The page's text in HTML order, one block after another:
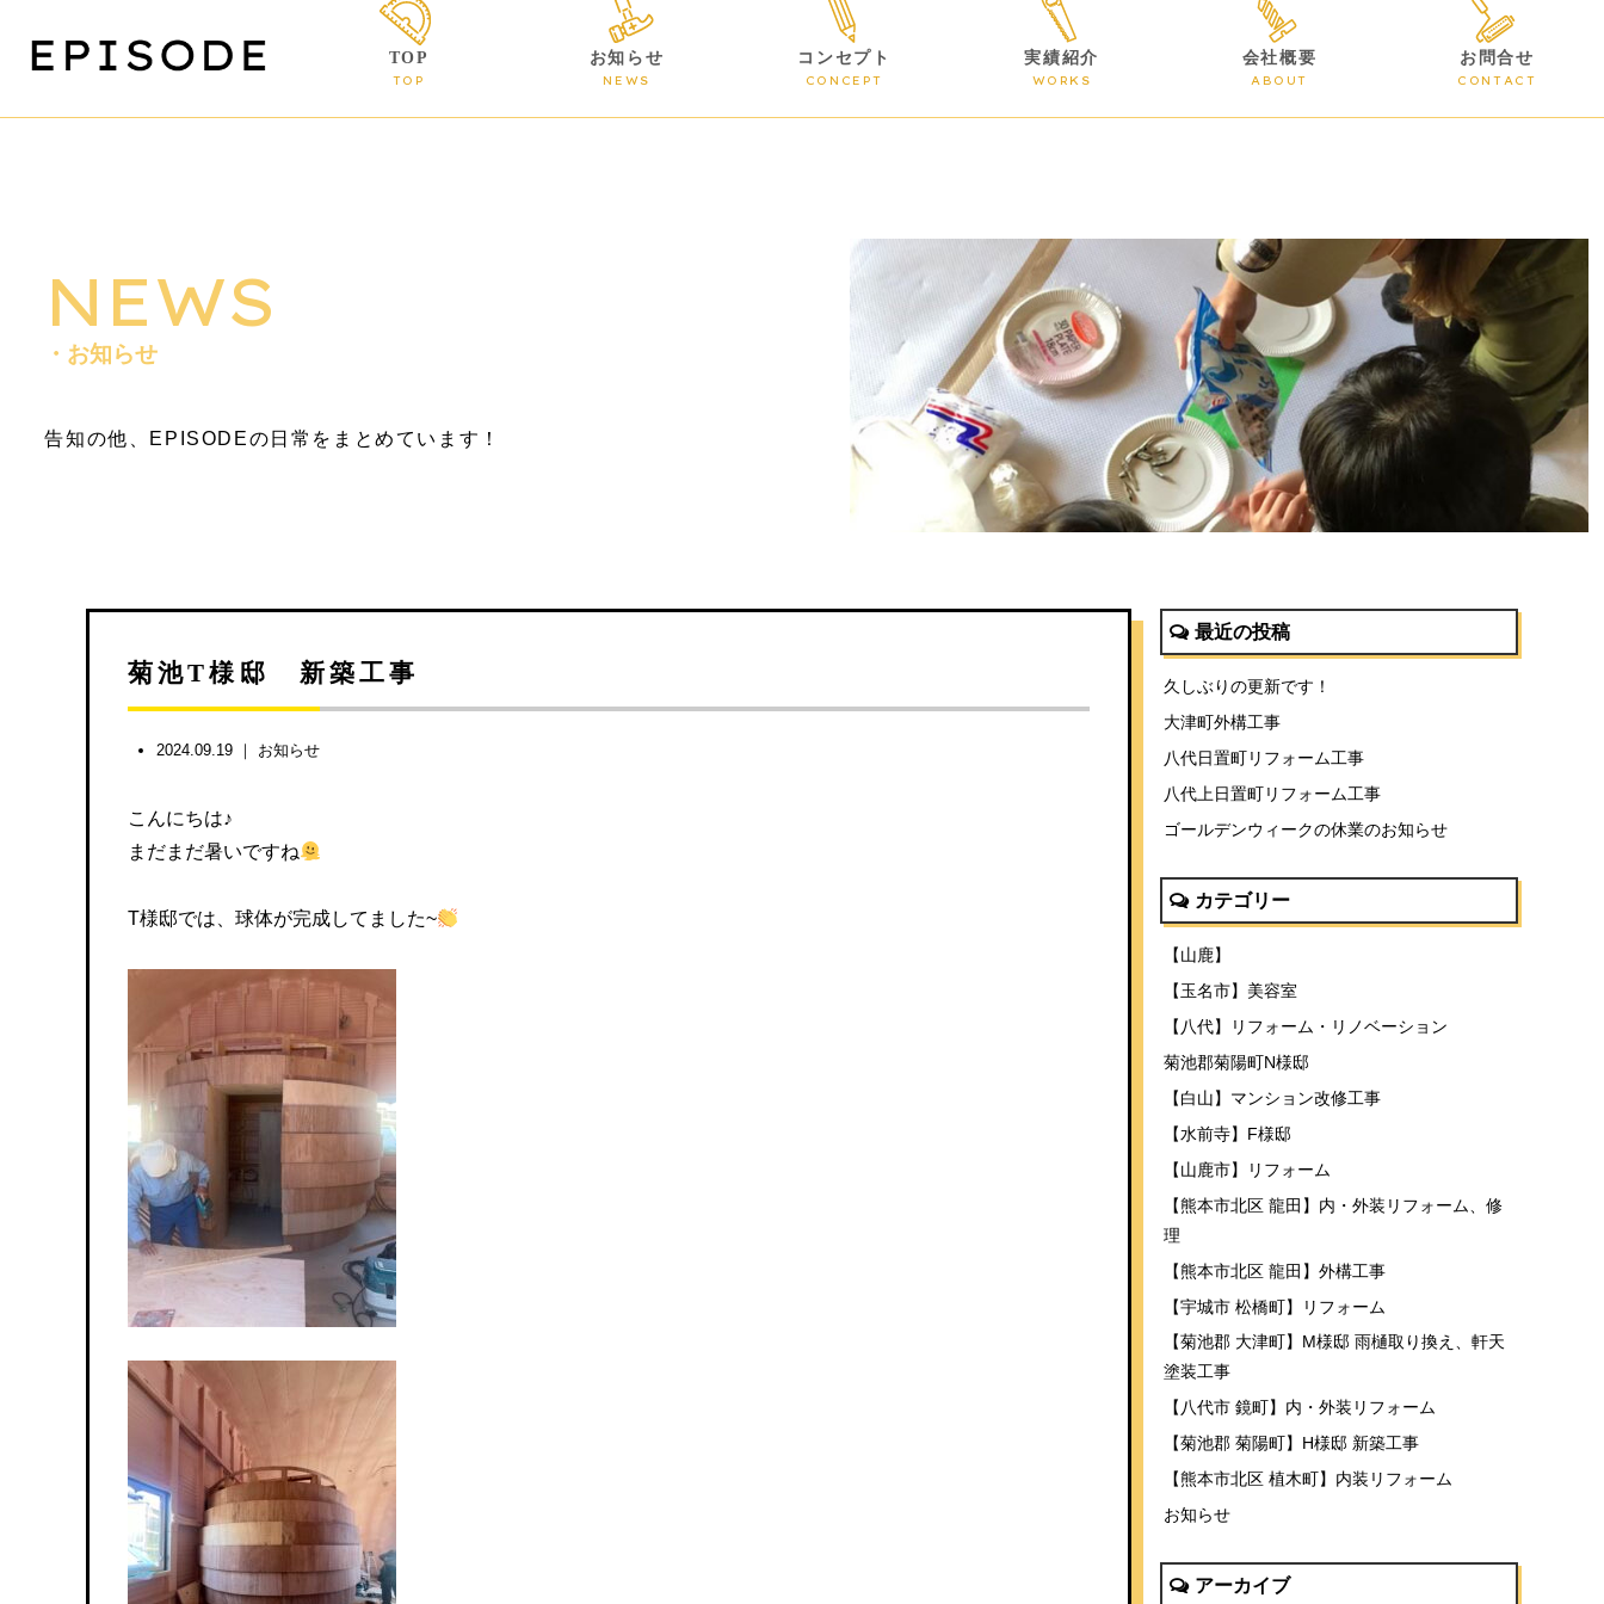
TOP
TOP
お知らせ
NEWS
コンセプト
CONCEPT
実績紹介
WORKS
会社概要
ABOUT
お問合せ
CONTACT
NEWS
・お知らせ
告知の他、EPISODEの日常をまとめています！
菊池T様邸 新築工事
2024.09.19 ｜ お知らせ
こんにちは♪
まだまだ暑いですね
T様邸では、球体が完成してました~
最近の投稿
久しぶりの更新です！
大津町外構工事
八代日置町リフォーム工事
八代上日置町リフォーム工事
ゴールデンウィークの休業のお知らせ
カテゴリー
【山鹿】
【玉名市】美容室
【八代】リフォーム・リノベーション
菊池郡菊陽町N様邸
【白山】マンション改修工事
【水前寺】F様邸
【山鹿市】リフォーム
【熊本市北区 龍田】内・外装リフォーム、修
理
【熊本市北区 龍田】外構工事
【宇城市 松橋町】リフォーム
【菊池郡 大津町】M様邸 雨樋取り換え、軒天
塗装工事
【八代市 鏡町】内・外装リフォーム
【菊池郡 菊陽町】H様邸 新築工事
【熊本市北区 植木町】内装リフォーム
お知らせ
アーカイブ